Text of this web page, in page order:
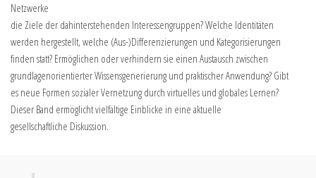
Netzwerke
die Ziele der dahinterstehenden Interessengruppen? Welche Identitäten
werden hergestellt, welche (Aus-)Differenzierungen und Kategorisierungen
finden statt? Ermöglichen oder verhindern sie einen Austausch zwischen
grundlagenorientierter Wissensgenerierung und praktischer Anwendung? Gibt
es neue Formen sozialer Vernetzung durch virtuelles und globales Lernen?
Dieser Band ermöglicht vielfältige Einblicke in eine aktuelle
gesellschaftliche Diskussion.